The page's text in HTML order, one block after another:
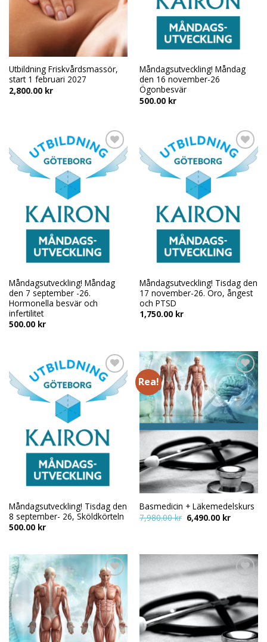
Utbildning Friskvårdsmassör,
start 1 februari 2027
2,800.00 kr
Måndagsutveckling! Måndag
den 16 november-26
Ögonbesvär
500.00 kr
Add to
wishlist
Måndagsutveckling! Måndag
den 7 september -26.
Hormonella besvär och
infertilitet
500.00 kr
Add to
wishlist
Måndagsutveckling! Tisdag den
17 november-26. Oro, ångest
och PTSD
1,750.00 kr
Add to
wishlist
Måndagsutveckling! Tisdag den
8 september- 26, Sköldkörteln
500.00 kr
Rea!
Add to
wishlist
Basmedicin + Läkemedelskurs
7,980.00kr Det
ursprungliga
6,490.00 krDet
Add to
wishlist
wishlist